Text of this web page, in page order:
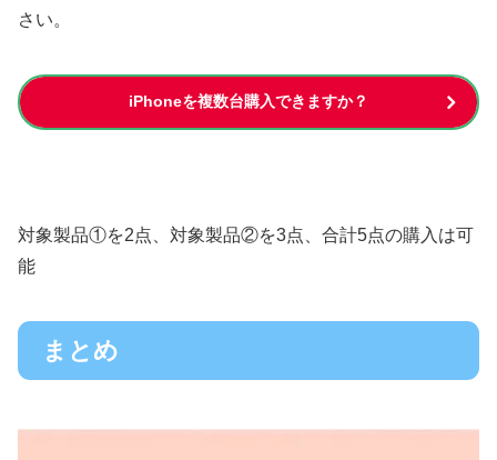
さい。
iPhoneを複数台購入できますか？
対象製品①を2点、対象製品②を3点、合計5点の購入は可
能
まとめ